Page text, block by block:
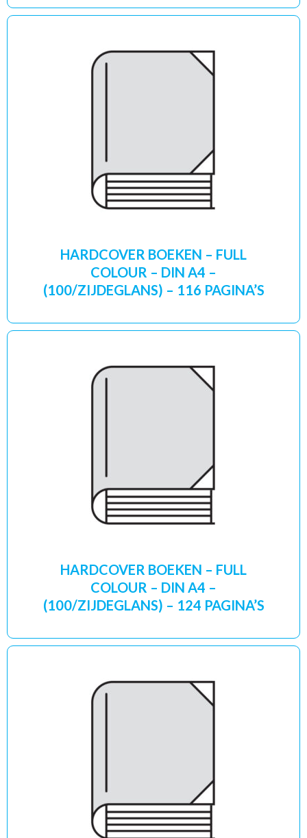
HARDCOVER BOEKEN – FULL
COLOUR – DIN A4 –
(100/ZIJDEGLANS) – 116 PAGINA’S
HARDCOVER BOEKEN – FULL
COLOUR – DIN A4 –
(100/ZIJDEGLANS) – 124 PAGINA’S